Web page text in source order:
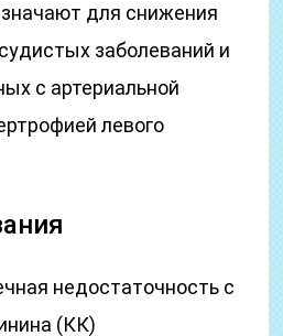
для снижения
заболеваний и
с артериальной
левого
недостаточность с
(КК)